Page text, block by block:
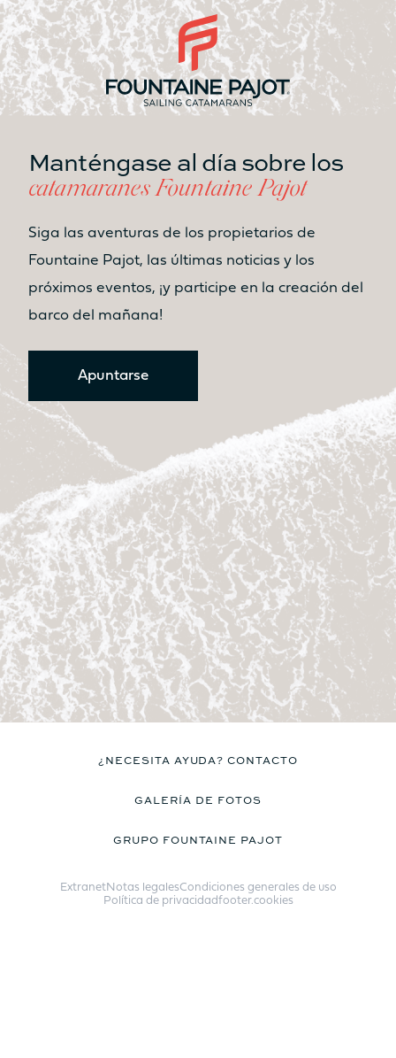
Manténgase al día sobre los
catamaranes Fountaine Pajot
Siga las aventuras de los propietarios de
Fountaine Pajot, las últimas noticias y los
próximos eventos, ¡y participe en la creación del
barco del mañana!
Apuntarse
¿NECESITA AYUDA? CONTACTO
GALERÍA DE FOTOS
GRUPO FOUNTAINE PAJOT
ExtranetNotas legalesCondiciones generales de uso
Política de privacidadfooter.cookies